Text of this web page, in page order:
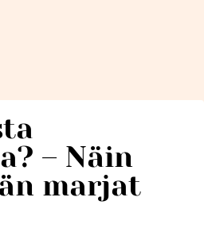
– Näin
marjat